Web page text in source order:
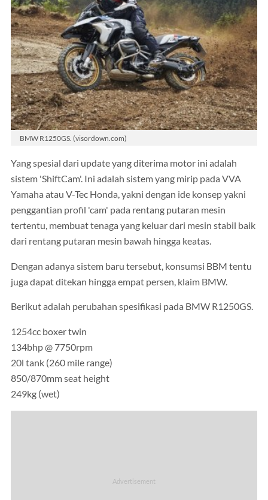
BMW R1250GS. (visordown.com)
Yang spesial dari update yang diterima motor ini adalah
sistem 'ShiftCam'. Ini adalah sistem yang mirip pada VVA
Yamaha atau V-Tec Honda, yakni dengan ide konsep yakni
penggantian profil 'cam' pada rentang putaran mesin
tertentu, membuat tenaga yang keluar dari mesin stabil baik
dari rentang putaran mesin bawah hingga keatas.
Dengan adanya sistem baru tersebut, konsumsi BBM tentu
juga dapat ditekan hingga empat persen, klaim BMW.
Berikut adalah perubahan spesifikasi pada BMW R1250GS.
1254cc boxer twin
134bhp @ 7750rpm
20l tank (260 mile range)
850/870mm seat height
249kg (wet)